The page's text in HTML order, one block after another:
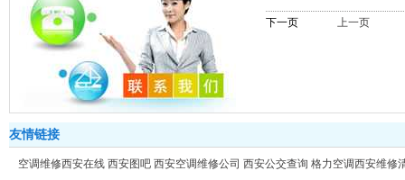
上一页
下一页
友情链接
空调维修西安在线 西安图吧 西安空调维修公司 西安公交查询 格力空调西安维修